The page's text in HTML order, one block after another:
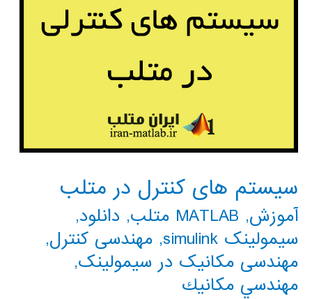
سیستم های کنترل در متلب
آموزش, MATLAB متلب , دانلود,
سیمولینک simulink
, مهندسی کنترل,
مهندسی مکانیک در سیمولینک,
مهندسي مكانيك